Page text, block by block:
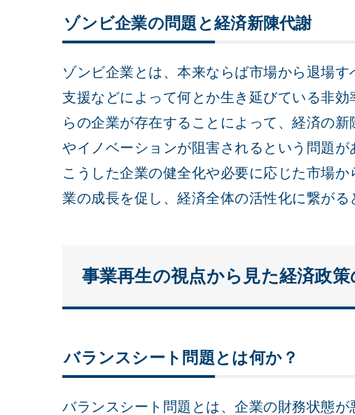
ゾンビ企業の問題と経済新陳代謝
ゾンビ企業とは、本来ならば市場から退場
支援などによって何とか生き延びている非
らの企業が存在することによって、経済の
やイノベーションが阻害されるという問題が
こうした企業の健全化や必要に応じた市場
業の成長を促し、経済全体の活性化に繋がる
事業再生の視点から見た経済政
バランスシート問題とは何か？
バランスシート問題とは、企業の財務状態